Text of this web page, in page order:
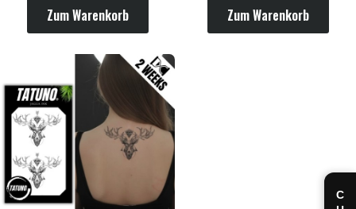
Zum Warenkorb Zum Warenkorb